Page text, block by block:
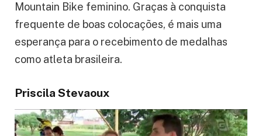
Mountain Bike feminino. Graças à conquista
frequente de boas colocações, é mais uma
esperança para o recebimento de medalhas
como atleta brasileira.
Priscila Stevaoux